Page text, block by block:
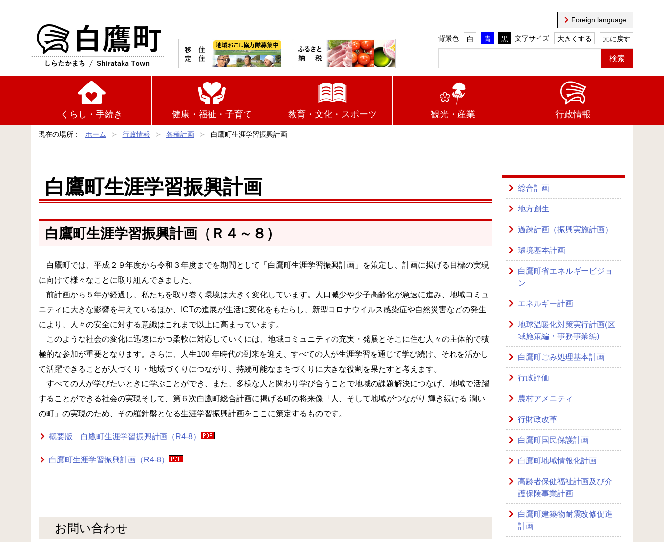
Foreign language
背景色 白 青 黒 文字サイズ 大きくする 元に戻す
くらし・手続き 健康・福祉・子育て 教育・文化・スポーツ 観光・産業 行政情報
現在の場所： ホーム 行政情報 各種計画 白鷹町生涯学習振興計画
白鷹町生涯学習振興計画
白鷹町生涯学習振興計画（Ｒ４～８）
白鷹町では、平成２９年度から令和３年度までを期間として「白鷹町生涯学習振興計画」を策定し、計画に掲げる目標の実現
に向けて様々なことに取り組んできました。
前計画から５年が経過し、私たちを取り巻く環境は大きく変化しています。人口減少や少子高齢化が急速に進み、地域コミュ
ニティに大きな影響を与えているほか、ICTの進展が生活に変化をもたらし、新型コロナウイルス感染症や自然災害などの発生
により、人々の安全に対する意識はこれまで以上に高まっています。
このような社会の変化に迅速にかつ柔軟に対応していくには、地域コミュニティの充実・発展とそこに住む人々の主体的で積
極的な参加が重要となります。さらに、人生100 年時代の到来を迎え、すべての人が生涯学習を通じて学び続け、それを活かし
て活躍できることが人づくり・地域づくりにつながり、持続可能なまちづくりに大きな役割を果たすと考えます。
すべての人が学びたいときに学ぶことができ、また、多様な人と関わり学び合うことで地域の課題解決につなげ、地域で活躍
することができる社会の実現そして、第６次白鷹町総合計画に掲げる町の将来像「人、そして地域がつながり 輝き続ける 潤い
の町」の実現のため、その羅針盤となる生涯学習振興計画をここに策定するものです。
概要版 白鷹町生涯学習振興計画（R4-8）
白鷹町生涯学習振興計画（R4-8）
お問い合わせ
総合計画
地方創生
過疎計画（振興実施計画）
環境基本計画
白鷹町省エネルギービジョ
ン
エネルギー計画
地球温暖化対策実行計画(区
域施策編・事務事業編)
白鷹町ごみ処理基本計画
行政評価
農村アメニティ
行財政改革
白鷹町国民保護計画
白鷹町地域情報化計画
高齢者保健福祉計画及び介
護保険事業計画
白鷹町建築物耐震改修促進
計画